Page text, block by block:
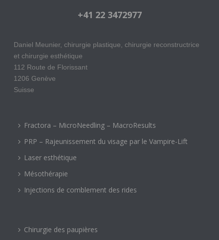
+41 22 3472977
Daniel Meunier, chirurgie plastique, chirurgie reconstructrice
et chirurgie esthétique
112 Route de Florissant
1206 Genève
Suisse
Fractora – MicroNeedling – MacroResults
PRP – Rajeunissement du visage par le Vampire-Lift
Laser esthétique
Mésothérapie
Injections de comblement des rides
Chirurgie des paupières